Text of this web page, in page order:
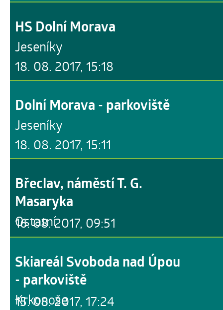
18. 08. 2017, 15:18
HS Dolní Morava
Jeseníky
18. 08. 2017, 15:11
Dolní Morava - parkoviště
Jeseníky
16. 08. 2017, 09:51
Břeclav, náměstí T. G.
Masaryka
Ostatní
15. 08. 2017, 17:24
Skiareál Svoboda nad Úpou
- parkoviště
Krkonoše